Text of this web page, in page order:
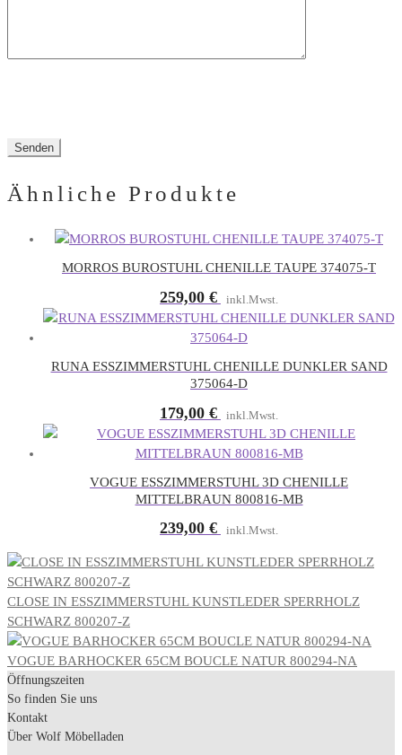
Ähnliche Produkte
MORROS BUROSTUHL CHENILLE TAUPE 374075-T
259,00 € inkl.Mwst.
RUNA ESSZIMMERSTUHL CHENILLE DUNKLER SAND
375064-D
179,00 € inkl.Mwst.
VOGUE ESSZIMMERSTUHL 3D CHENILLE
MITTELBRAUN 800816-MB
239,00 € inkl.Mwst.
CLOSE IN ESSZIMMERSTUHL KUNSTLEDER SPERRHOLZ
SCHWARZ 800207-Z
VOGUE BARHOCKER 65CM BOUCLE NATUR 800294-NA
Öffnungszeiten
So finden Sie uns
Kontakt
Über Wolf Möbelladen